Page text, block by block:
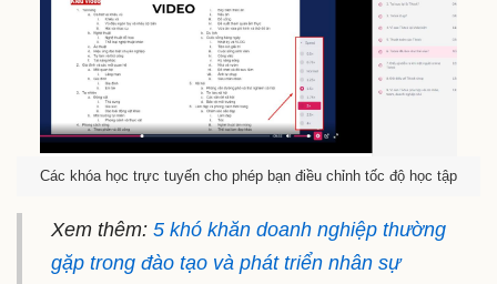
Các khóa học trực tuyến cho phép bạn điều chỉnh tốc độ học tập
Xem thêm: 5 khó khăn doanh nghiệp thường
gặp trong đào tạo và phát triển nhân sự